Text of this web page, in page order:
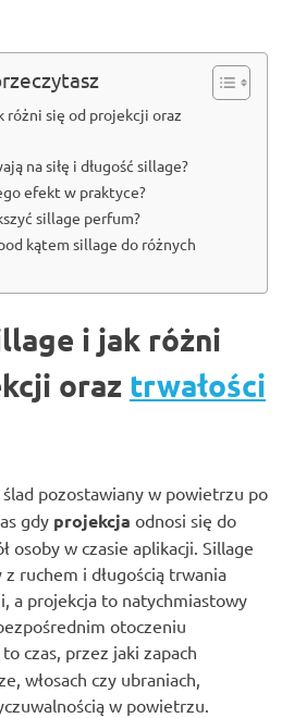
różni się od projekcji oraz
na siłę i długość sillage?
efekt w praktyce?
sillage perfum?
kątem sillage do różnych
i jak różni
oraz trwałości
pozostawiany w powietrzu po
gdy projekcja odnosi się do
osoby w czasie aplikacji. Sillage
ruchem i długością trwania
a projekcja to natychmiastowy
otoczeniu
to czas, przez jaki zapach
włosach czy ubraniach,
w powietrzu.